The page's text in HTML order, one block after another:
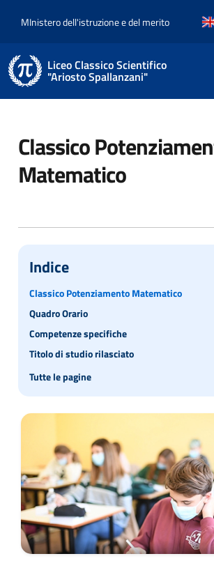
MInistero dell'istruzione e del merito
Liceo Classico Scientifico
"Ariosto Spallanzani"
Classico
Matematico
Indice
Classico Potenziamento Matematico
Quadro Orario
Competenze specifiche
Titolo di studio rilasciato
Tutte le pagine